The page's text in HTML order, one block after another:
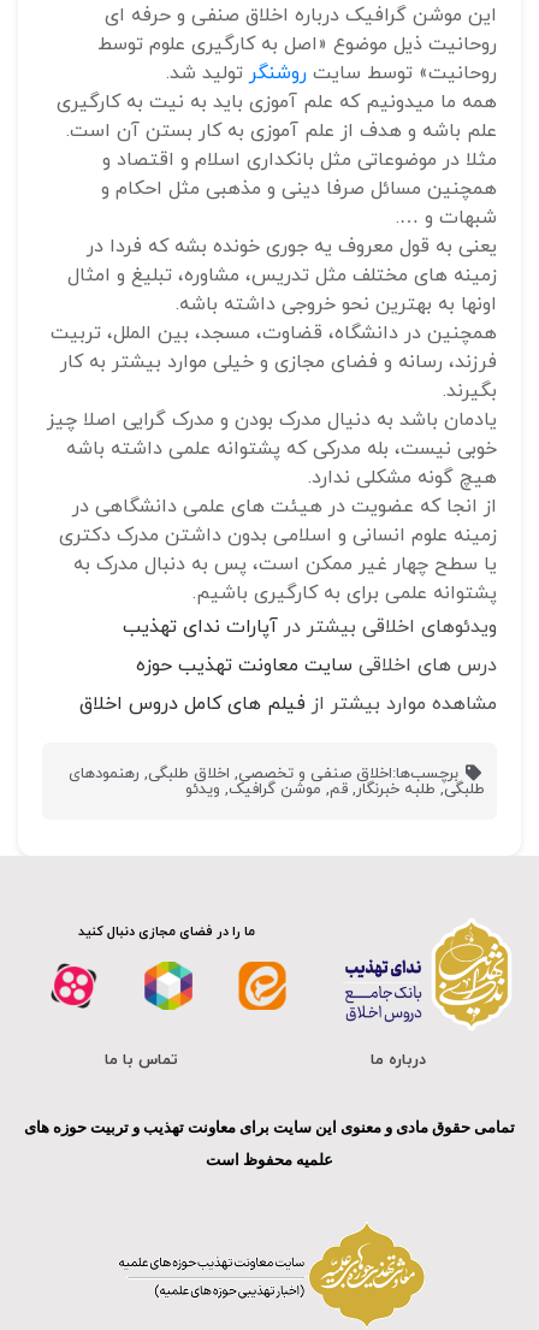
این موشن گرافیک درباره اخلاق صنفی و حرفه ای
روحانیت ذیل موضوع «اصل به کارگیری علوم توسط
روحانیت» توسط سایت روشنگر تولید شد.
همه ما میدونیم که علم آموزی باید به نیت به کارگیری
علم باشه و هدف از علم آموزی به کار بستن آن است.
مثلا در موضوعاتی مثل بانکداری اسلام و اقتصاد و
همچنین مسائل صرفا دینی و مذهبی مثل احکام و
شبهات و ….
یعنی به قول معروف یه جوری خونده بشه که فردا در
زمینه های مختلف مثل تدریس، مشاوره، تبلیغ و امثال
اونها به بهترین نحو خروجی داشته باشه.
همچنین در دانشگاه، قضاوت، مسجد، بین الملل، تربیت
فرزند، رسانه و فضای مجازی و خیلی موارد بیشتر به کار
بگیرند.
یادمان باشد به دنیال مدرک بودن و مدرک گرایی اصلا چیز
خوبی نیست، بله مدرکی که پشتوانه علمی داشته باشه
هیچ گونه مشکلی ندارد.
از انجا که عضویت در هیئت های علمی دانشگاهی در
زمینه علوم انسانی و اسلامی بدون داشتن مدرک دکتری
یا سطح چهار غیر ممکن است، پس به دنبال مدرک به
پشتوانه علمی برای به کارگیری باشیم.
ویدئوهای اخلاقی بیشتر در آپارات ندای تهذیب
درس های اخلاقی سایت معاونت تهذیب حوزه
مشاهده موارد بیشتر از فیلم های کامل دروس اخلاق
برچسب‌ها:اخلاق صنفی و تخصصی, اخلاق طلبگی, رهنمودهای
طلبگی, طلبه خبرنگار, قم, موشن گرافیک, ویدئو
ما را در فضای مجازی دنبال کنید
درباره ما تماس با ما
تمامی حقوق مادی و معنوی این سایت برای معاونت تهذیب و تربیت حوزه های
علمیه محفوظ است